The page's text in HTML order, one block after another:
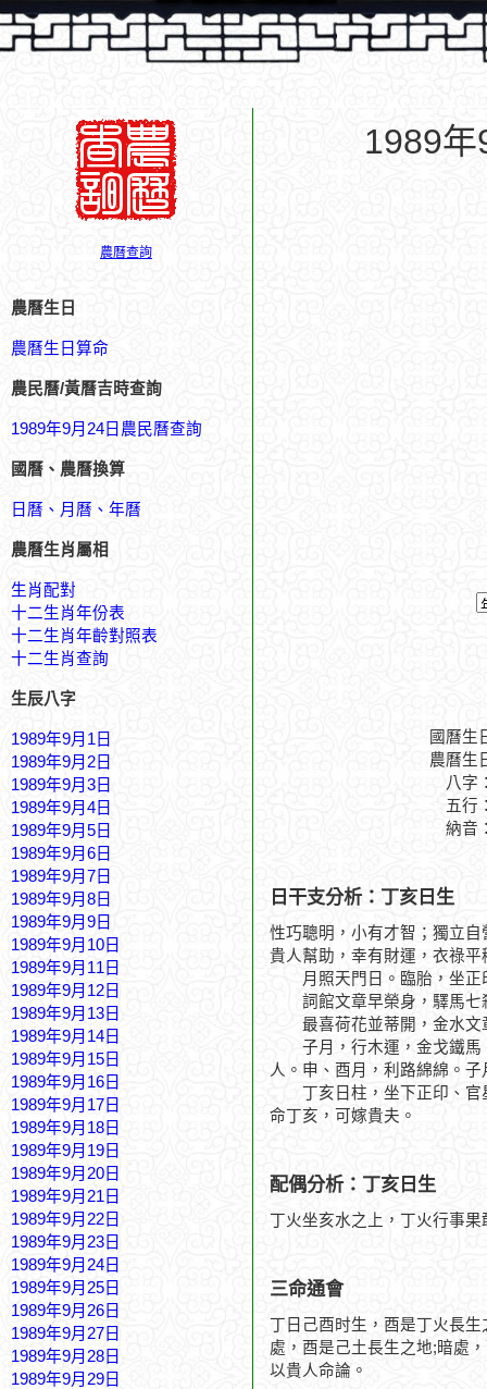
農曆查詢
農曆生日
農曆生日算命
農民曆/黃曆吉時查詢
1989年9月24日農民曆查詢
國曆、農曆換算
日曆、月曆、年曆
農曆生肖屬相
生肖配對
十二生肖年份表
十二生肖年齡對照表
十二生肖查詢
生辰八字
1989年9月1日
1989年9月2日
1989年9月3日
1989年9月4日
1989年9月5日
1989年9月6日
1989年9月7日
1989年9月8日
1989年9月9日
1989年9月10日
1989年9月11日
1989年9月12日
1989年9月13日
1989年9月14日
1989年9月15日
1989年9月16日
1989年9月17日
1989年9月18日
1989年9月19日
1989年9月20日
1989年9月21日
1989年9月22日
1989年9月23日
1989年9月24日
1989年9月25日
1989年9月26日
1989年9月27日
1989年9月28日
1989年9月29日
1989
國曆生
農曆生
八字
五行
納音
日干支分析：丁亥日生
性巧聰明，小有才智；獨立
貴人幫助，幸有財運，衣祿平
月照天門日。臨胎，坐正
詞館文章早榮身，驛馬七
最喜荷花並蒂開，金水文
子月，行木運，金戈鐵馬
人。申、酉月，利路綿綿。
丁亥日柱，坐下正印、官
命丁亥，可嫁貴夫。
配偶分析：丁亥日生
丁火坐亥水之上，丁火行事
三命通會
丁日己酉时生，酉是丁火長
處，酉是己土長生之地;暗處
以貴人命論。